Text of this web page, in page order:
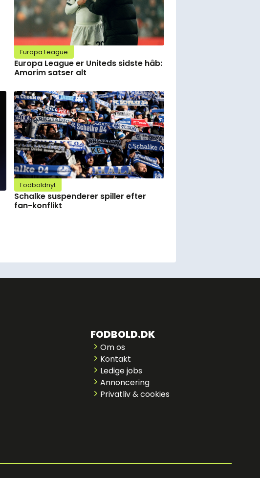
Europa League
Europa League er Uniteds sidste håb:
Amorim satser alt
Fodboldnyt
Schalke suspenderer spiller efter
fan-konflikt
FODBOLD.DK
Om os
Kontakt
Ledige jobs
Annoncering
Privatliv & cookies